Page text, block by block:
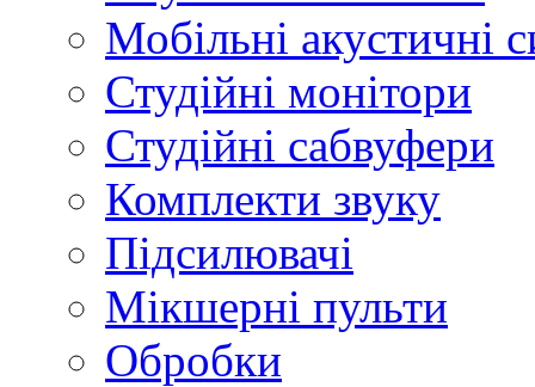
Мобільні акустичні
Студійні монітори
Студійні сабвуфери
Комплекти звуку
Підсилювачі
Мікшерні пульти
Обробки